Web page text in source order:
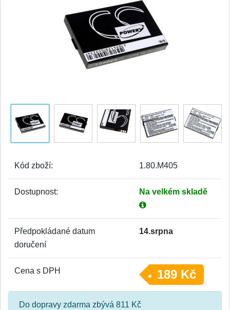
Kód zboží: 1.80.M405
Dostupnost: Na velkém skladě
Předpokládané datum
doručení
14.srpna
Cena s DPH 189 Kč
Do dopravy zdarma zbývá 811 Kč